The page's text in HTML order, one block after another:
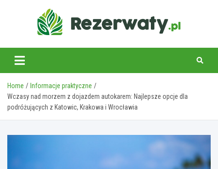
Home
Informacje praktyczne
Wczasy nad morzem z dojazdem autokarem: Najlepsze opcje dla
podróżujących z Katowic, Krakowa i Wrocławia